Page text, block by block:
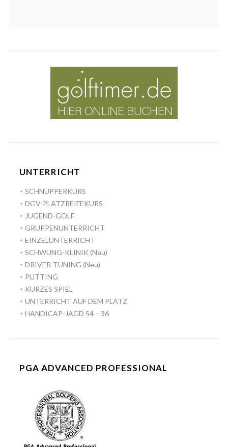
UNTERRICHT
SCHNUPPERKURS
DGV-PLATZREIFEKURS
JUGEND-GOLF
GRUPPENUNTERRICHT
EINZELUNTERRICHT
SCHWUNG-KLINIK (Neu)
DRIVER-TUNING (Neu)
PUTTING
KURZES SPIEL
UNTERRICHT AUF DEM PLATZ
HANDICAP-JAGD 54 – 36
PGA ADVANCED PROFESSIONAL